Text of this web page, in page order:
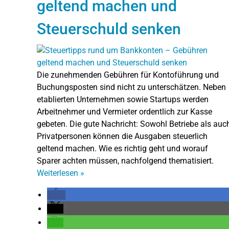
geltend machen und
Steuerschuld senken
Die zunehmenden Gebühren für Kontoführung und
Buchungsposten sind nicht zu unterschätzen. Neben
etablierten Unternehmen sowie Startups werden
Arbeitnehmer und Vermieter ordentlich zur Kasse
gebeten. Die gute Nachricht: Sowohl Betriebe als
Privatpersonen können die Ausgaben steuerlich
geltend machen. Wie es richtig geht und worauf
Sparer achten müssen, nachfolgend thematisiert.
Weiterlesen »